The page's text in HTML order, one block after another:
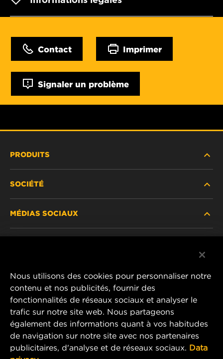
Contact Imprimer
Signaler un problème
PRODUITS
PRODUITS ABANDONNÉS / REMPLACÉS
SOCIÉTÉ
AVIS JURIDIQUE
IMPRIMER
CONTACTEZ-NOUS
MÉDIAS SOCIAUX
Instagram
YouTube
MANN+HUMMEL Middle East FZE
DAFZA (Dubai Airport Free Zone)
Nous utilisons des cookies pour personnaliser notre
contenu et nos publicités, fournir des
fonctionnalités de réseaux sociaux et analyser le
trafic sur notre site web. Nous partageons
également des informations quant à vos habitudes
de navigation sur notre site avec nos partenaires
publicitaires, d'analyse et de réseaux sociaux. Data